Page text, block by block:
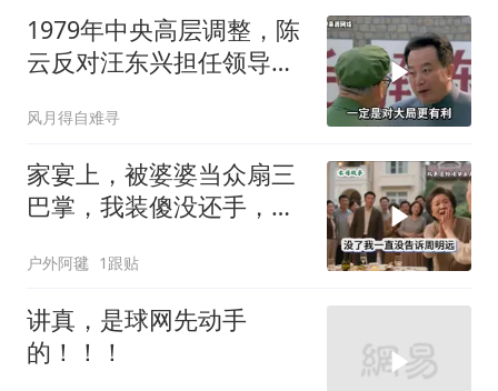
1979年中央高层调整，陈
云反对汪东兴担任领导职
风月得自难寻
家宴上，被婆婆当众扇三
巴掌，我装傻没还手，悄
夫全家10人被新户主请出
家门
户外阿毽 1跟贴
讲真，是球网先动手
的！！！